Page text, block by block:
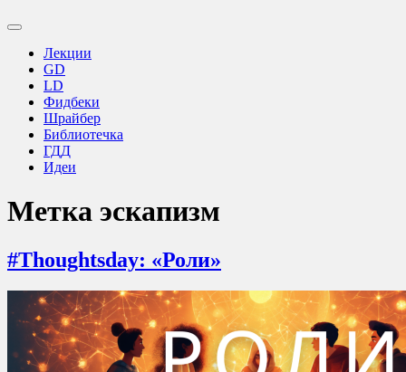
Переключить
поискаЛекции
GD
LD
Фидбеки
Шрайбер
Библиотечка
ГДД
Идеи
Метка эскапизм
#Thoughtsday: «Роли»